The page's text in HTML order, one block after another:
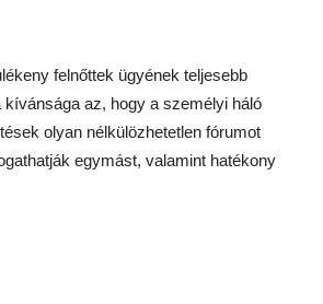
felnőttek ügyének teljesebb
az, hogy a személyi háló
olyan nélkülözhetetlen fórumot
egymást, valamint hatékony